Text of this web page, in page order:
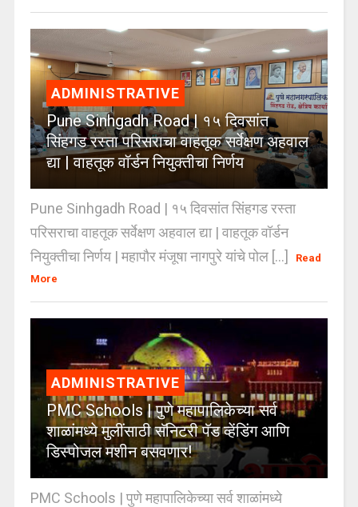
ADMINISTRATIVE
Pune Sinhgadh Road | १५ दिवसांत
सिंहगड रस्ता परिसराचा वाहतूक सर्वेक्षण अहवाल
द्या | वाहतूक वॉर्डन नियुक्तीचा निर्णय
Pune Sinhgadh Road | १५ दिवसांत सिंहगड रस्ता
परिसराचा वाहतूक सर्वेक्षण अहवाल द्या | वाहतूक वॉर्डन
नियुक्तीचा निर्णय | महापौर मंजूषा नागपुरे यांचे पोल [...]
Read
More
ADMINISTRATIVE
PMC Schools | पुणे महापालिकेच्या सर्व
शाळांमध्ये मुलींसाठी सॅनिटरी पॅड व्हेंडिंग आणि
डिस्पोजल मशीन बसवणार!
PMC Schools | पुणे महापालिकेच्या सर्व शाळांमध्ये